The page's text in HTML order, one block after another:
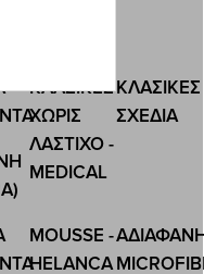
ΚΛΑΣΙΚΕΣ
ΣΧΕΔΙΑ
ΚΛΑΣΙΚΕΣ
ΧΩΡΙΣ
ΛΑΣΤΙΧΟ -
MEDICAL
MOUSSE -
HELANCA